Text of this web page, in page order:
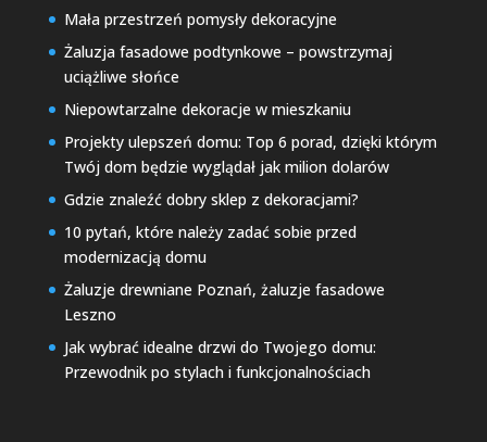
Mała przestrzeń pomysły dekoracyjne
Żaluzja fasadowe podtynkowe – powstrzymaj
uciążliwe słońce
Niepowtarzalne dekoracje w mieszkaniu
Projekty ulepszeń domu: Top 6 porad, dzięki którym
Twój dom będzie wyglądał jak milion dolarów
Gdzie znaleźć dobry sklep z dekoracjami?
10 pytań, które należy zadać sobie przed
modernizacją domu
Żaluzje drewniane Poznań, żaluzje fasadowe
Leszno
Jak wybrać idealne drzwi do Twojego domu:
Przewodnik po stylach i funkcjonalnościach